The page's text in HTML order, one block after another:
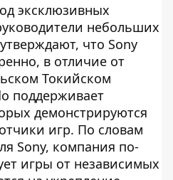
эксклюзивных
небольших
что Sony
в отличие от
Токийском
поддерживает
демонстрируются
игр. По словам
Sony, компания по-
игры от независимых